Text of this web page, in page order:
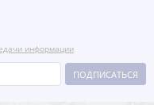
информации
ПОДПИСАТЬСЯ